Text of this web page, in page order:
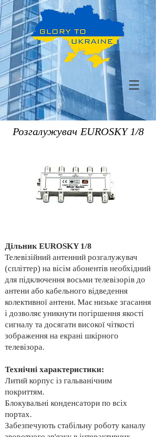
Розгалужувач EUROSKY 1/8
Дільник EUROSKY 1/8
Телевізійний антенний розгалужувач
(спліттер) на вісім абонентів необхідний
для підключення восьми телевізорів до
антени або кабельного відведення
колективної антени. Має низьке згасання
і дозволяє уникнути погіршення якості
сигналу та досягати високої чіткості
зображення на екрані шкірного
телевізора.
Технічні характеристики:
Литий корпус із гальванічним
покриттям.
Блокувальні конденсатори по всіх
портах.
Забезпечують стабільну роботу каналу